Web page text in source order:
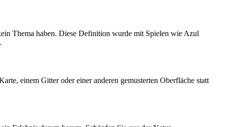
Thema haben. Diese Definition wurde mit Spielen wie Azul
einem Gitter oder einer anderen gemusterten Oberfläche statt